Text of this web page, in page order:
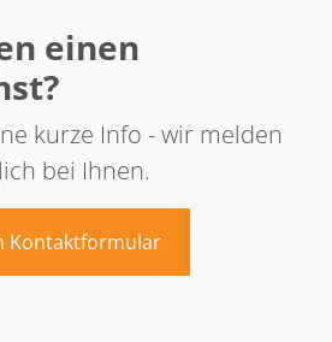
einen
kurze Info - wir melden
bei Ihnen.
Kontaktformular